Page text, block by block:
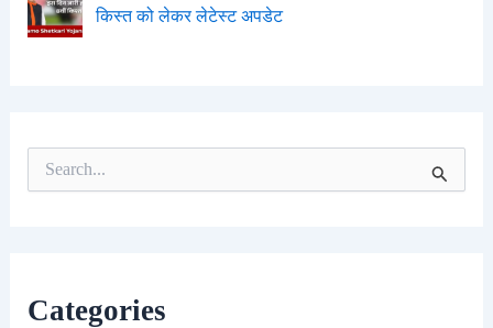
किस्त को लेकर लेटेस्ट अपडेट
o
Categories